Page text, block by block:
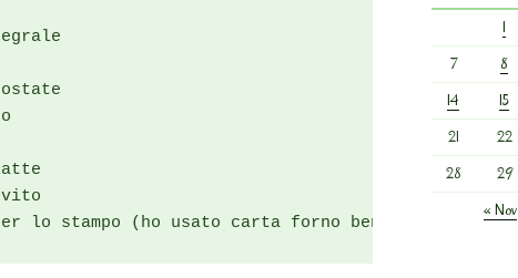
lo stampo (ho usato carta forno ben strizzata)
1
7
8
14
15
21
22
28
29
« Nov